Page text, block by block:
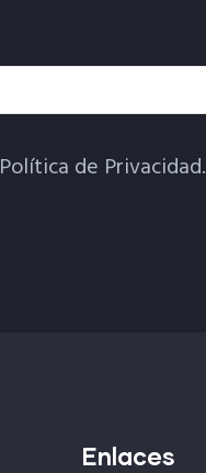
Política de Privacidad.
Enlaces